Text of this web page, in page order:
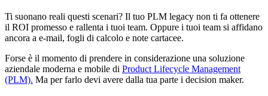
Ti suonano reali questi scenari? Il tuo PLM legacy non ti fa ottenere
il ROI promesso e rallenta i tuoi team. Oppure i tuoi team si affidano
ancora a e-mail, fogli di calcolo e note cartacee.
Forse è il momento di prendere in considerazione una soluzione
aziendale moderna e mobile di Product Lifecycle Management
(PLM). Ma per farlo devi avere dalla tua parte i decision maker.